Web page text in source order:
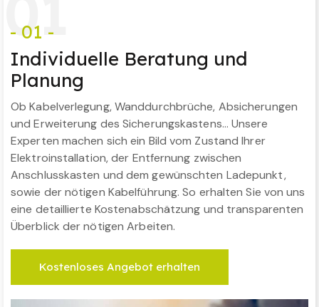
- 01 -
Individuelle Beratung und
Planung
Ob Kabelverlegung, Wanddurchbrüche, Absicherungen
und Erweiterung des Sicherungskastens… Unsere
Experten machen sich ein Bild vom Zustand Ihrer
Elektroinstallation, der Entfernung zwischen
Anschlusskasten und dem gewünschten Ladepunkt,
sowie der nötigen Kabelführung. So erhalten Sie von uns
eine detaillierte Kostenabschätzung und transparenten
Überblick der nötigen Arbeiten.
Kostenloses Angebot erhalten